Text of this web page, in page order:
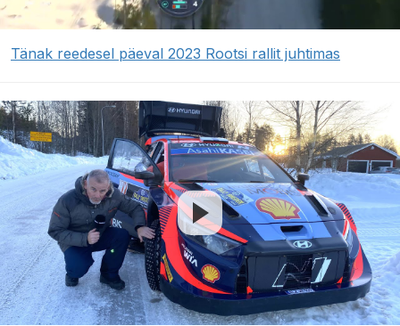
Tänak reedesel päeval 2023 Rootsi rallit juhtimas